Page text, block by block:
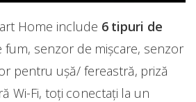
Home include 6 tipuri de
fum, senzor de mișcare, senzor
pentru ușă/ fereastră, priză
Wi-Fi, toți conectați la un